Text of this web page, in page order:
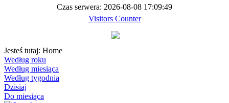
Czas serwera: 2026-08-08 17:09:49
Visitors Counter
Jesteś tutaj: Home
Według roku
Według miesiąca
Według tygodnia
Dzisiaj
Do miesiąca